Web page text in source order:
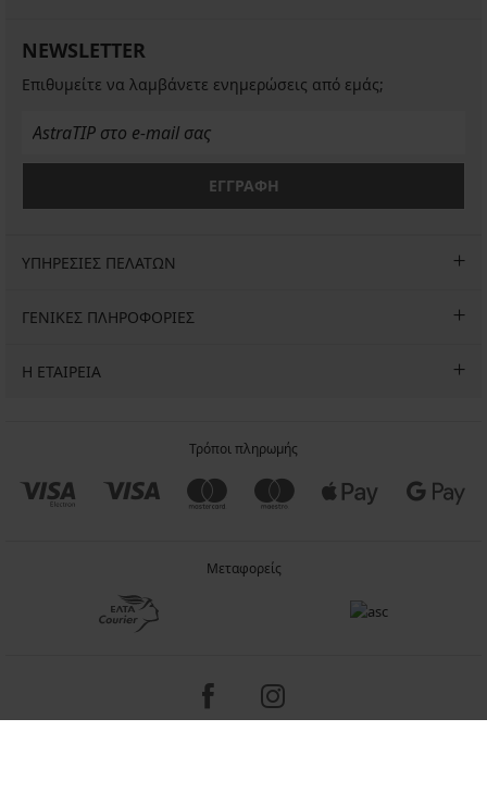
NEWSLETTER
Επιθυμείτε να λαμβάνετε ενημερώσεις από εμάς;
ΕΓΓΡΑΦΗ
ΥΠΗΡΕΣΙΕΣ ΠΕΛΑΤΩΝ
ΓΕΝΙΚΕΣ ΠΛΗΡΟΦΟΡΙΕΣ
Η ΕΤΑΙΡΕΙΑ
Τρόποι πληρωμής
Μεταφορείς